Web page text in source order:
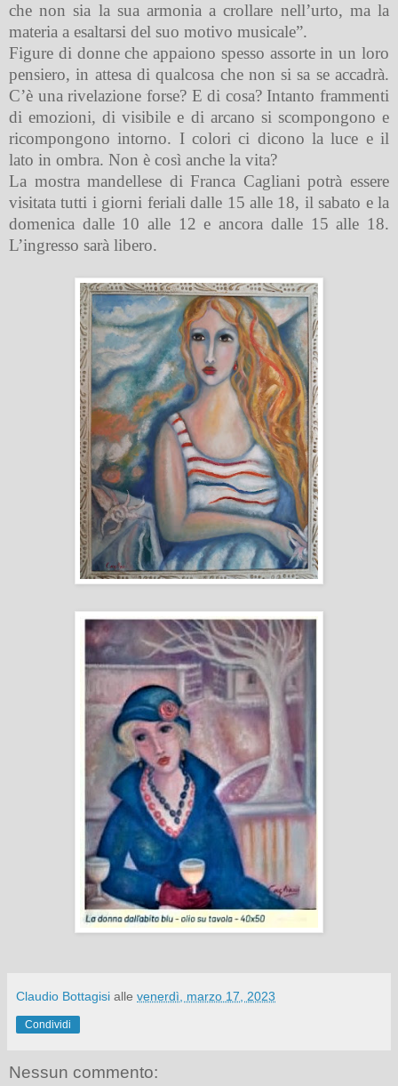
che non sia la sua armonia a crollare nell’urto, ma la
materia a esaltarsi del suo motivo musicale”.
Figure di donne che appaiono spesso assorte in un loro
pensiero, in attesa di qualcosa che non si sa se accadrà.
C’è una rivelazione forse? E di cosa? Intanto frammenti
di emozioni, di visibile e di arcano si scompongono e
ricompongono intorno. I colori ci dicono la luce e il
lato in ombra. Non è così anche la vita?
La mostra mandellese di Franca Cagliani potrà essere
visitata tutti i giorni feriali dalle 15 alle 18, il sabato e la
domenica dalle 10 alle 12 e ancora dalle 15 alle 18.
L’ingresso sarà libero.
Claudio Bottagisi alle venerdì, marzo 17, 2023
Condividi
Nessun commento: